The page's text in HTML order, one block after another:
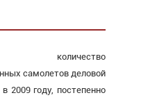
количество
самолетов деловой
2009 году, постепенно